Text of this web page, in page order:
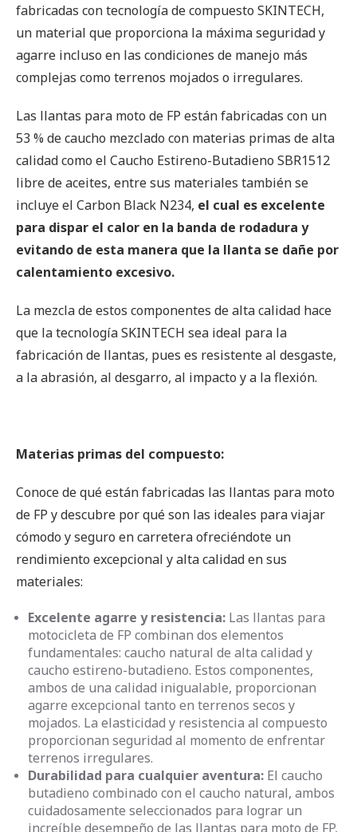
fabricadas con tecnología de compuesto SKINTECH,
un material que proporciona la máxima seguridad y
agarre incluso en las condiciones de manejo más
complejas como terrenos mojados o irregulares.
Las llantas para moto de FP están fabricadas con un
53 % de caucho mezclado con materias primas de alta
calidad como el Caucho Estireno-Butadieno SBR1512
libre de aceites, entre sus materiales también se
incluye el Carbon Black N234, el cual es excelente
para dispar el calor en la banda de rodadura y
evitando de esta manera que la llanta se dañe por
calentamiento excesivo.
La mezcla de estos componentes de alta calidad hace
que la tecnología SKINTECH sea ideal para la
fabricación de llantas, pues es resistente al desgaste,
a la abrasión, al desgarro, al impacto y a la flexión.
Materias primas del compuesto:
Conoce de qué están fabricadas las llantas para moto
de FP y descubre por qué son las ideales para viajar
cómodo y seguro en carretera ofreciéndote un
rendimiento excepcional y alta calidad en sus
materiales:
Excelente agarre y resistencia: Las llantas para
motocicleta de FP combinan dos elementos
fundamentales: caucho natural de alta calidad y
caucho estireno-butadieno. Estos componentes,
ambos de una calidad inigualable, proporcionan
agarre excepcional tanto en terrenos secos y
mojados. La elasticidad y resistencia al compuesto
proporcionan seguridad al momento de enfrentar
terrenos irregulares.
Durabilidad para cualquier aventura: El caucho
butadieno combinado con el caucho natural, ambos
cuidadosamente seleccionados para lograr un
increíble desempeño de las llantas para moto de FP,